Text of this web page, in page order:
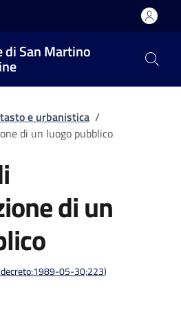
di San Martino
e urbanistica /
di un luogo pubblico
di un
05-30;223)